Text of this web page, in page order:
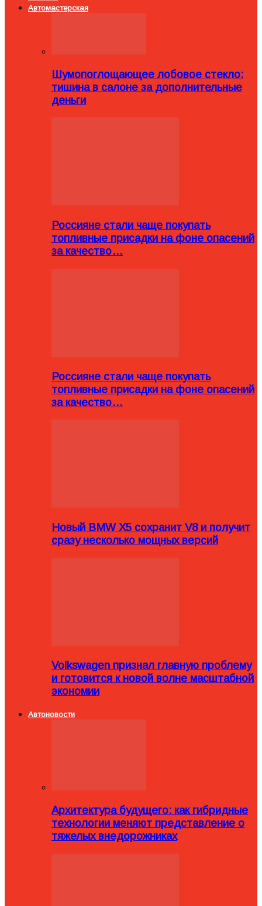
Автомастерская
Шумопоглощающее лобовое стекло:
тишина в салоне за дополнительные
деньги
Россияне стали чаще покупать
топливные присадки на фоне опасений
за качество…
Россияне стали чаще покупать
топливные присадки на фоне опасений
за качество…
Новый BMW X5 сохранит V8 и получит
сразу несколько мощных версий
Volkswagen признал главную проблему
и готовится к новой волне масштабной
экономии
Автоновости
Архитектура будущего: как гибридные
технологии меняют представление о
тяжелых внедорожниках